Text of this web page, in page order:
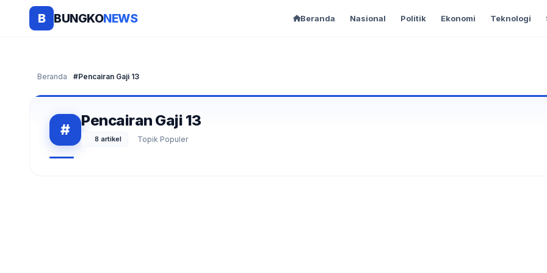
B BUNGKONEWS Beranda Nasional Politik Ekonomi Teknologi
Beranda #Pencairan Gaji 13
# Pencairan Gaji 13
8 artikel Topik Populer